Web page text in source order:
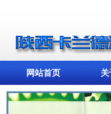
网站首页